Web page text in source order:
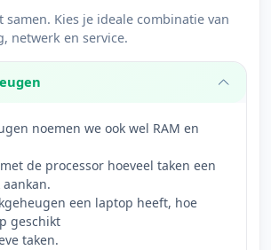
Kies je ideale combinatie van
netwerk en service.
noemen we ook wel RAM en
de processor hoeveel taken een
een laptop heeft, hoe
geschikt
taken.